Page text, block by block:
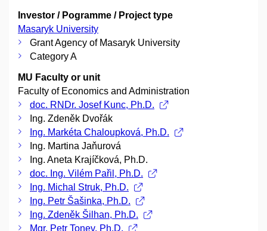
Investor / Pogramme / Project type
Masaryk University
Grant Agency of Masaryk University
Category A
MU Faculty or unit
Faculty of Economics and Administration
doc. RNDr. Josef Kunc, Ph.D.
Ing. Zdeněk Dvořák
Ing. Markéta Chaloupková, Ph.D.
Ing. Martina Jaňurová
Ing. Aneta Krajíčková, Ph.D.
doc. Ing. Vilém Pařil, Ph.D.
Ing. Michal Struk, Ph.D.
Ing. Petr Šašinka, Ph.D.
Ing. Zdeněk Šilhan, Ph.D.
Mgr. Petr Tonev, Ph.D.